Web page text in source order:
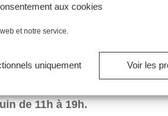
aux cookies
et notre service.
uniquement Voir les
n’est pas rétroactive.
RENDEZ-VOUS
de 11h à 19h.